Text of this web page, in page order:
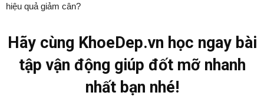
hiệu quả giảm cân?
Hãy cùng KhoeDep.vn học ngay bài
tập vận động giúp đốt mỡ nhanh
nhất bạn nhé!